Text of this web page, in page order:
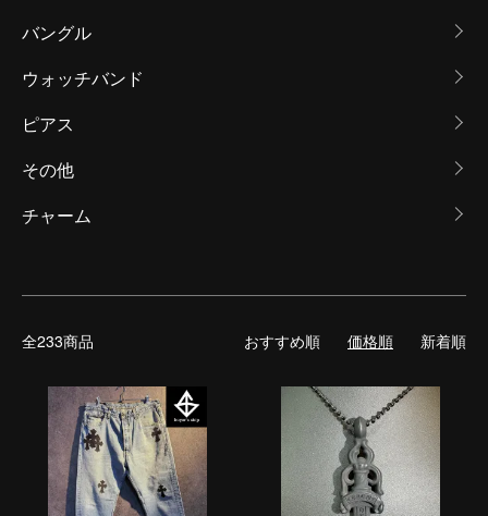
バングル
ウォッチバンド
ピアス
その他
チャーム
全233商品 おすすめ順 価格順 新着順